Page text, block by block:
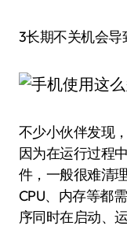
3长期不关机会导
不少小伙伴发现
因为在运行过程
件，一般很难清
CPU、内存等都
序同时在启动、